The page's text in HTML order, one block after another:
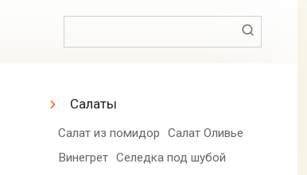
Салаты
Салат из помидор
Салат Оливье
Винегрет Селедка под шубой